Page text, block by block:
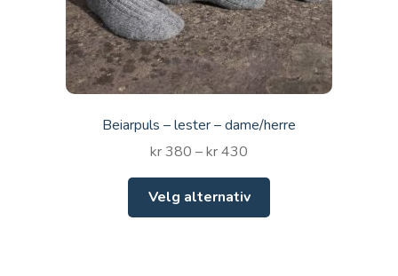
Beiarpuls – lester – dame/herre
kr380 –kr430
kr 380
til
kr 430
Velg alternativ
Dette
produktet